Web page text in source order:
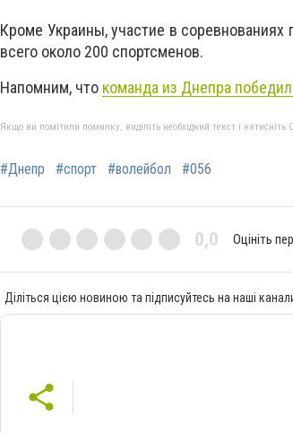
Кроме Украины, участие в
всего около 200 спортсменов.
Напомним, что команда из Днепра
Якщо ви помітили помилку, виділіть необхідний текст і
#Днепр #спорт #волейбол #056
0,0 Оцініть
Діліться цією новиною та підписуйтесь на наші